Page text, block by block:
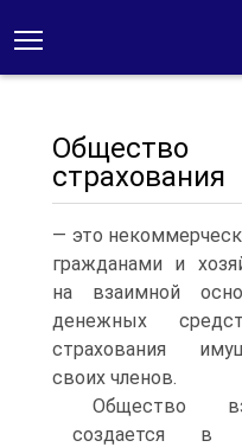
страхования
— это
гражданами и
на взаимной
денежных
страхования
своих членов.
Общество
создается